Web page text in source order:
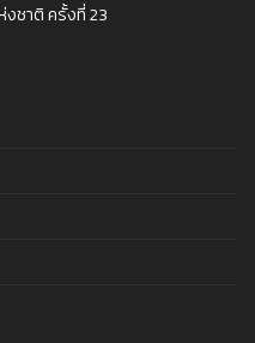
งชาติ ครั้งที่ 23